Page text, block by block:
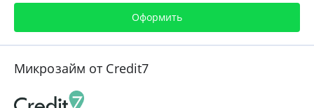
Оформить
Микрозайм от Credit7